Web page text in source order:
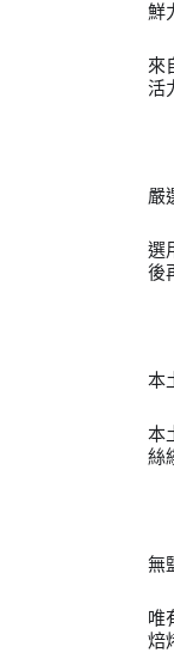
鮮
來
活
嚴
選
後
本
本
絲
無
唯
焙